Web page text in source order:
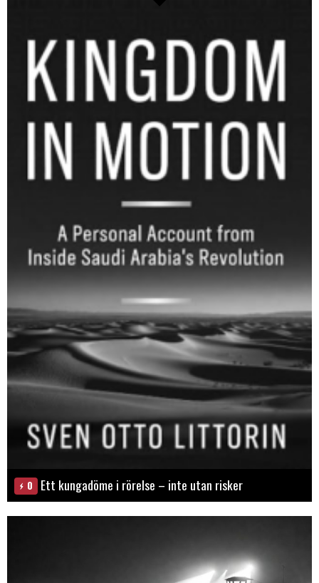
0 Ett kungadöme i rörelse – inte utan risker